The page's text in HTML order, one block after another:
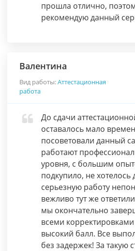
прошла отлично,
рекомендую данный
Валентина
Вид работы:Аттестационная
работа
До сдачи
оставалось мало
посоветовали данный
работают
уровня, с большим
подкупило, не хотелось
серьезную работу
вежливо тут же
мы окончательно
всеми
высокий балл. Все
без задержек! За такую